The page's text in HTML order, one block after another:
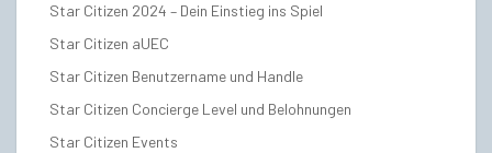
Star Citizen 2024 – Dein Einstieg ins Spiel
Star Citizen aUEC
Star Citizen Benutzername und Handle
Star Citizen Concierge Level und Belohnungen
Star Citizen Events